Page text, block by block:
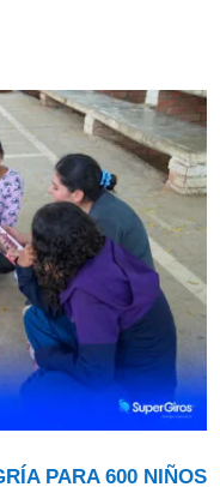
PARA 600 NIÑOS